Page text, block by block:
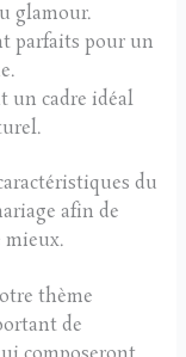
glamour.
parfaits pour un
un cadre idéal
du
afin de
mieux.
thème
de